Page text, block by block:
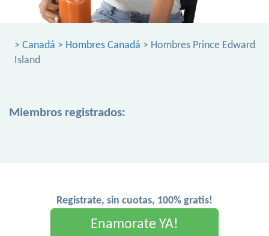
> Canadá > Hombres Canadá > Hombres Prince Edward
Island
Miembros registrados:
Registrate, sin cuotas, 100% gratis!
Enamorate YA!